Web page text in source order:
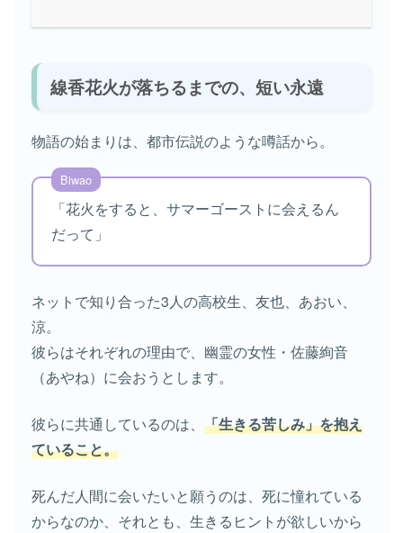
線香花火が落ちるまでの、短い永遠
物語の始まりは、都市伝説のような噂話から。
「花火をすると、サマーゴーストに会えるん
だって」
ネットで知り合った3人の高校生、友也、あおい、
涼。
彼らはそれぞれの理由で、幽霊の女性・佐藤絢音
（あやね）に会おうとします。
彼らに共通しているのは、 「生きる苦しみ」を抱え
ていること。
死んだ人間に会いたいと願うのは、死に憧れている
からなのか、それとも、生きるヒントが欲しいから